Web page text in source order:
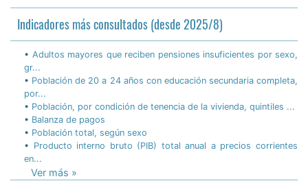
Ver más »
ACCEDA A LA DIMENSIÓN
TERRITORIAL DE CEPALSTAT